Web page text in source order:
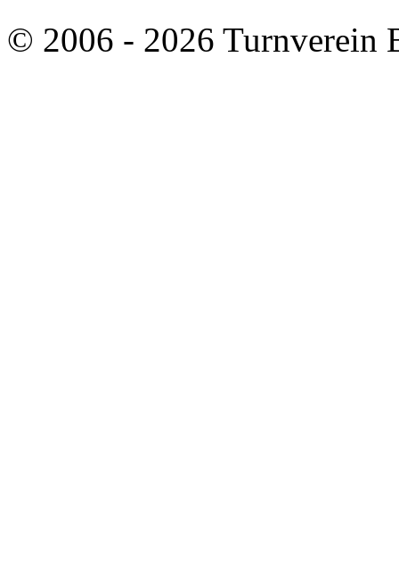
© 2006 - 2026 Turnverein